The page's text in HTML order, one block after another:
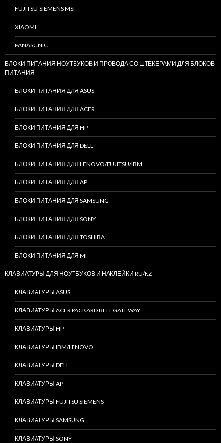
FUJITSU-SIEMENS MSI
XIAOMI
PANASONIC
БЛОКИ ПИТАНИЯ НОУТБУКОВ И ПРОВОДА СО ШТЕКЕРАМИ ДЛЯ БЛОКОВ
ПИТАНИЯ
БЛОКИ ПИТАНИЯ ДЛЯ ASUS
БЛОКИ ПИТАНИЯ ДЛЯ ACER
БЛОКИ ПИТАНИЯ ДЛЯ HP
БЛОКИ ПИТАНИЯ ДЛЯ DELL
БЛОКИ ПИТАНИЯ ДЛЯ LENOVO/FUJITSU/IBM
БЛОКИ ПИТАНИЯ ДЛЯ AP
БЛОКИ ПИТАНИЯ ДЛЯ SAMSUNG
БЛОКИ ПИТАНИЯ ДЛЯ SONY
БЛОКИ ПИТАНИЯ ДЛЯ TOSHIBA
БЛОКИ ПИТАНИЯ ДЛЯ MI
КЛАВИАТУРЫ ДЛЯ НОУТБУКОВ И НАКЛЕЙКИ RU/KZ
КЛАВИАТУРЫ ASUS
КЛАВИАТУРЫ ACER PACKARD BELL GATEWAY
КЛАВИАТУРЫ HP
КЛАВИАТУРЫ IBM/LENOVO
КЛАВИАТУРЫ DELL
КЛАВИАТУРЫ AP
КЛАВИАТУРЫ FUJITSU SIEMENS
КЛАВИАТУРЫ SAMSUNG
КЛАВИАТУРЫ SONY